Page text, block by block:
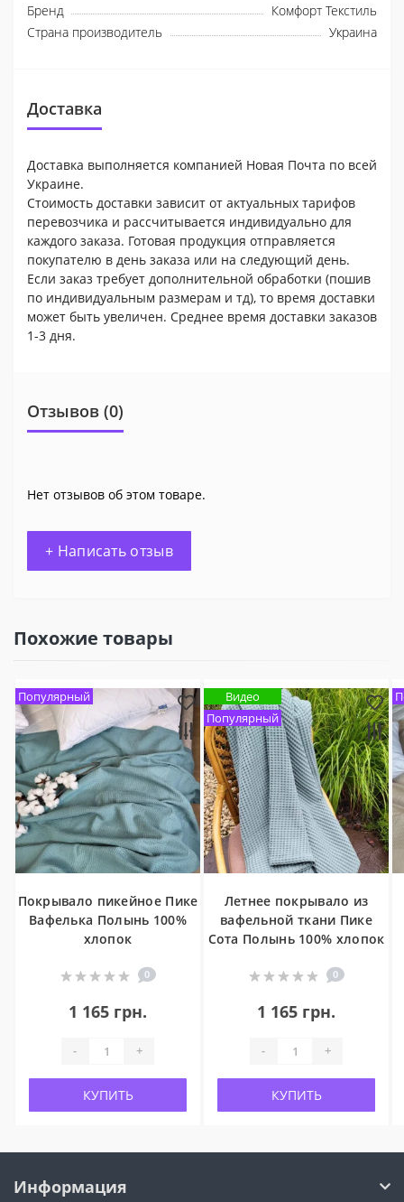
Бренд
Комфорт Текстиль
Страна производитель
Украина
Доставка
Доставка выполняется компанией Новая Почта по всей
Украине.
Стоимость доставки зависит от актуальных тарифов
перевозчика и рассчитывается индивидуально для
каждого заказа. Готовая продукция отправляется
покупателю в день заказа или на следующий день.
Если заказ требует дополнительной обработки (пошив
по индивидуальным размерам и тд), то время доставки
может быть увеличен. Среднее время доставки заказов
1-3 дня.
Отзывов (0)
Нет отзывов об этом товаре.
+ Написать отзыв
Похожие товары
Популярный
Покрывало пикейное Пике
Вафелька Полынь 100%
хлопок
0
1 165 грн.
- +
КУПИТЬ
Видео
Популярный
Летнее покрывало из
вафельной ткани Пике
Сота Полынь 100% хлопок
0
1 165 грн.
- +
КУПИТЬ
Информация